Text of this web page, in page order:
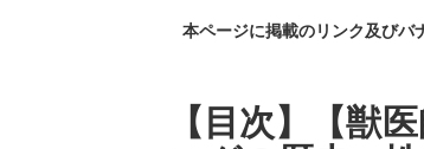
本ページに掲載のリンク及びバ
【目次】【獣